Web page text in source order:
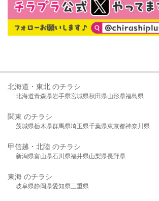
北海道・東北 のチラシ
北海道青森県岩手県宮城県秋田県山形県福島県
関東 のチラシ
茨城県栃木県群馬県埼玉県千葉県東京都神奈川県
甲信越・北陸 のチラシ
新潟県富山県石川県福井県山梨県長野県
東海 のチラシ
岐阜県静岡県愛知県三重県